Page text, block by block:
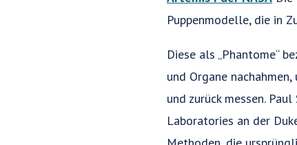
Puppenmodelle, die in
Diese als „Phantome“
und Organe
und zurück messen.
Laboratories an der